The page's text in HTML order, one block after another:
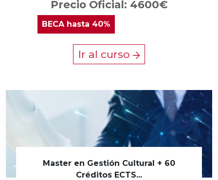
Precio Oficial: 4600€
BECAhasta 40%
Ir al curso
Master en Gestión Cultural + 60
Créditos ECTS...